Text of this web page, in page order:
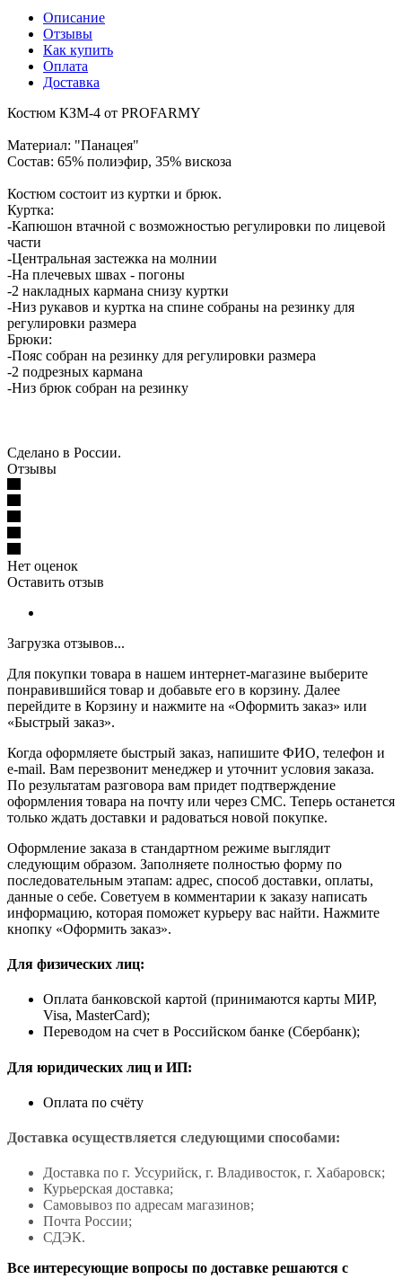
Описание
Отзывы
Как купить
Оплата
Доставка
Костюм КЗМ-4 от PROFARMY
Материал: "Панацея"
Состав: 65% полиэфир, 35% вискоза
Костюм состоит из куртки и брюк.
Куртка:
-Капюшон втачной с возможностью регулировки по лицевой
части
-Центральная застежка на молнии
-На плечевых швах - погоны
-2 накладных кармана снизу куртки
-Низ рукавов и куртка на спине собраны на резинку для
регулировки размера
Брюки:
-Пояс собран на резинку для регулировки размера
-2 подрезных кармана
-Низ брюк собран на резинку
Сделано в России.
Отзывы
Нет оценок
Оставить отзыв
Загрузка отзывов...
Для покупки товара в нашем интернет-магазине выберите
понравившийся товар и добавьте его в корзину. Далее
перейдите в Корзину и нажмите на «Оформить заказ» или
«Быстрый заказ».
Когда оформляете быстрый заказ, напишите ФИО, телефон и
e-mail. Вам перезвонит менеджер и уточнит условия заказа.
По результатам разговора вам придет подтверждение
оформления товара на почту или через СМС. Теперь останется
только ждать доставки и радоваться новой покупке.
Оформление заказа в стандартном режиме выглядит
следующим образом. Заполняете полностью форму по
последовательным этапам: адрес, способ доставки, оплаты,
данные о себе. Советуем в комментарии к заказу написать
информацию, которая поможет курьеру вас найти. Нажмите
кнопку «Оформить заказ».
Для физических лиц:
Оплата банковской картой (принимаются карты МИР,
Visa, MasterCard);
Переводом на счет в Российском банке (Сбербанк);
Для юридических лиц и ИП:
Оплата по счёту
Доставка осуществляется следующими способами:
Доставка по г. Уссурийск, г. Владивосток, г. Хабаровск;
Курьерская доставка;
Самовывоз по адресам магазинов;
Почта России;
СДЭК.
Все интересующие вопросы по доставке решаются с